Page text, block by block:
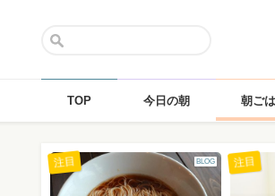
TOP 今日の朝 朝ご
BLOG
注目 注目